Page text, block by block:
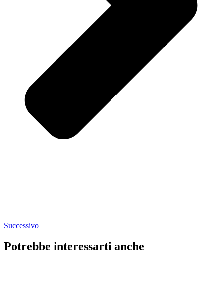
Successivo
Potrebbe interessarti anche